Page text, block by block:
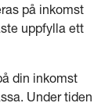
på inkomst
uppfylla ett
din inkomst
Under tiden